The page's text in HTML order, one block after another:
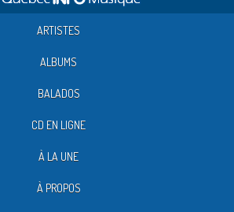
ARTISTES
ALBUMS
BALADOS
CD EN LIGNE
À LA UNE
À PROPOS